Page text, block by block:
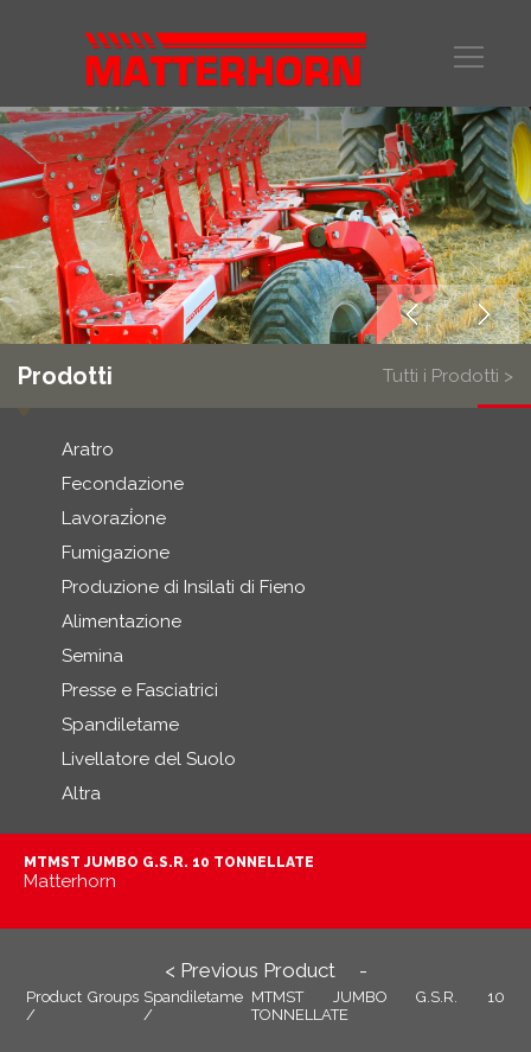
Prodotti Tutti i Prodotti >
Aratro
Fecondazione
Lavorazi̇one
Fumigazione
Produzione di Insilati di Fieno
Alimentazione
Semina
Presse e Fasciatrici
Spandiletame
Livellatore del Suolo
Altra
MTMST JUMBO G.S.R. 10 TONNELLATE
Matterhorn
< Previous Product -
Product Groups
/
Spandiletame
/
MTMST JUMBO G.S.R. 10
TONNELLATE